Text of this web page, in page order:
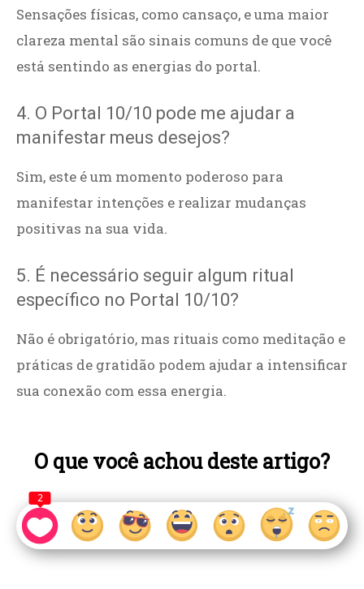
Sensações físicas, como cansaço, e uma maior
clareza mental são sinais comuns de que você
está sentindo as energias do portal.
4. O Portal 10/10 pode me ajudar a
manifestar meus desejos?
Sim, este é um momento poderoso para
manifestar intenções e realizar mudanças
positivas na sua vida.
5. É necessário seguir algum ritual
específico no Portal 10/10?
Não é obrigatório, mas rituais como meditação e
práticas de gratidão podem ajudar a intensificar
sua conexão com essa energia.
O que você achou deste artigo?
2